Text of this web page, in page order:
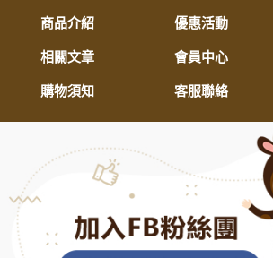
商品介紹 優惠活動
相關文章 會員中心
購物須知 客服聯絡